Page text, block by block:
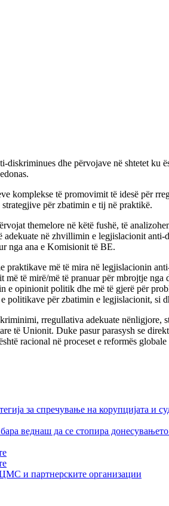
diskriminues dhe përvojave në shtetet
komplekse të promovimit të idesë për
për zbatimin e tij në praktikë.
themelore në këtë fushë, të
adekuate në zhvillimin e legjislacionit
nga ana e Komisionit të BE.
praktikave më të mira në legjislacionin
më të mirë/më të pranuar për mbrojtje
e opinionit politik dhe më të gjerë për
politikave për zbatimin e legjislacionit, si
rregullativa adekuate nënligjore,
të Unionit. Duke pasur parasysh se
racional në proceset e reformës
за спречување на корупцијата
веднаш да се стопира
и партнерските организации